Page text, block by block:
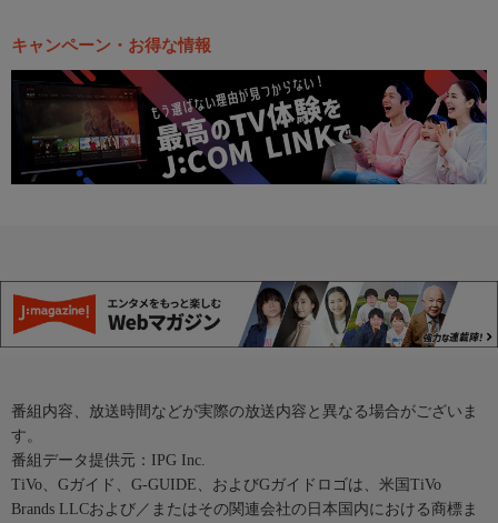
キャンペーン・お得な情報
番組内容、放送時間などが実際の放送内容と異なる場合がございま
す。
番組データ提供元：IPG Inc.
TiVo、Gガイド、G-GUIDE、およびGガイドロゴは、米国TiVo
Brands LLCおよび／またはその関連会社の日本国内における商標ま